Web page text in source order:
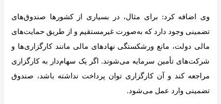
وی اضافه کرد: برای مثال، در بسیاری از کشورها صندوق‌های
تضمینی وجود دارد که به‌صورت غیرمستقیم و از طریق حمایت‌های
مالی دولت، مانع ورشکستگی نهادهای مالی مانند کارگزاری‌ها و
شرکت‌های تأمین سرمایه می‌شوند. اگر یک سهام‌دار به کارگزاری
مراجعه کند و آن کارگزاری توان پرداخت نداشته باشد، صندوق
تضمینی وارد عمل می‌شود.